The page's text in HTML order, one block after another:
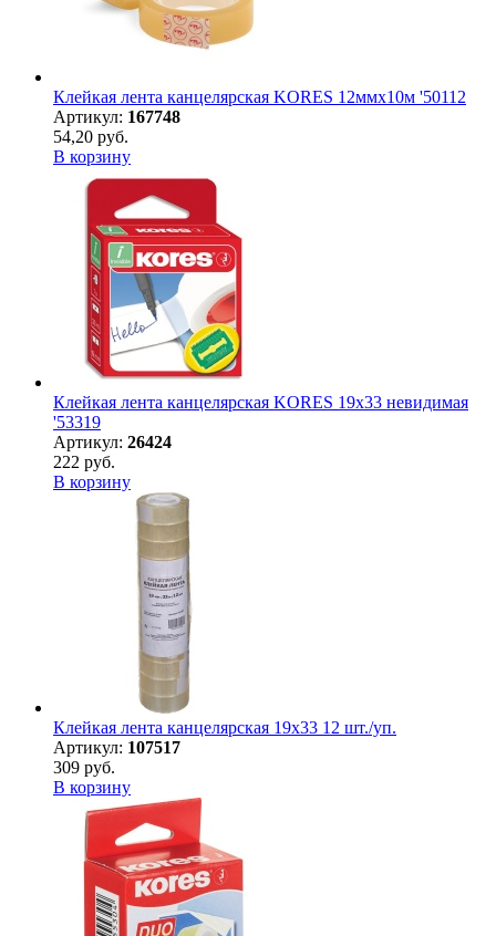
Клейкая лента канцелярская KORES 12ммx10м '50112
Артикул: 167748
54,20 руб.
В корзину
Клейкая лента канцелярская KORES 19х33 невидимая
'53319
Артикул: 26424
222 руб.
В корзину
Клейкая лента канцелярская 19х33 12 шт./уп.
Артикул: 107517
309 руб.
В корзину